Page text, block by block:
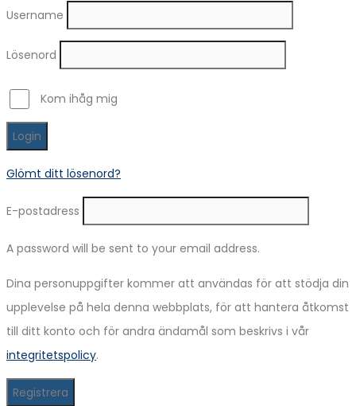
Username
Lösenord
Kom ihåg mig
Login
Glömt ditt lösenord?
E-postadress
A password will be sent to your email address.
Dina personuppgifter kommer att användas för att stödja din
upplevelse på hela denna webbplats, för att hantera åtkomst
till ditt konto och för andra ändamål som beskrivs i vår
integritetspolicy.
Registrera